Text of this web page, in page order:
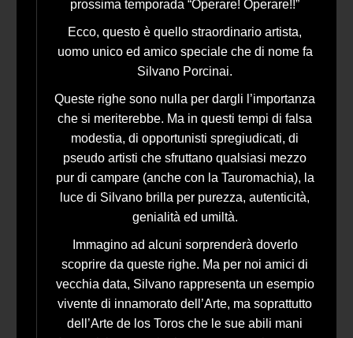
prossima temporada “Operare! Operare!!”
Ecco, questo è quello straordinario artista,
uomo unico ed amico speciale che di nome fa
Silvano Porcinai.
Queste righe sono nulla per dargli l’importanza
che si meriterebbe. Ma in questi tempi di falsa
modestia, di opportunisti spregiudicati, di
pseudo artisti che sfruttano qualsiasi mezzo
pur di campare (anche con la Tauromachia), la
luce di Silvano brilla per purezza, autenticità,
genialità ed umiltà.
Immagino ad alcuni sorprenderà doverlo
scoprire da queste righe. Ma per noi amici di
vecchia data, Silvano rappresenta un esempio
vivente di innamorato dell’Arte, ma soprattutto
dell’Arte de los Toros che le sue abili mani